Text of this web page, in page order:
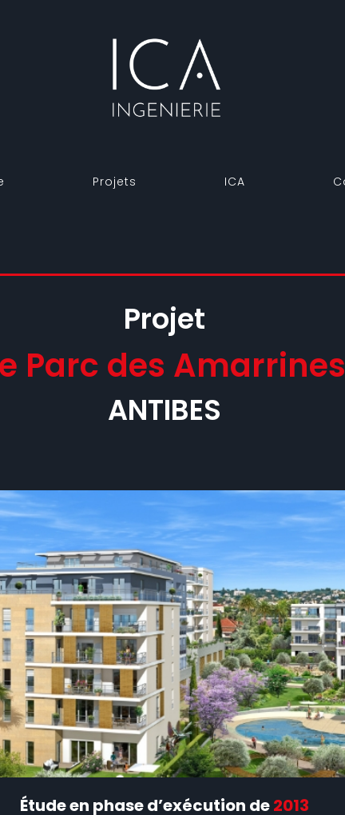
Projets ICA
Projet
Parc des Amarrines
ANTIBES
Étude en phase d’exécution de2013